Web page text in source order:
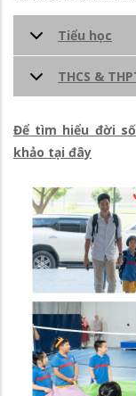
Tiểu học
THCS &
Để tìm hiểu đời
khảo tại đây